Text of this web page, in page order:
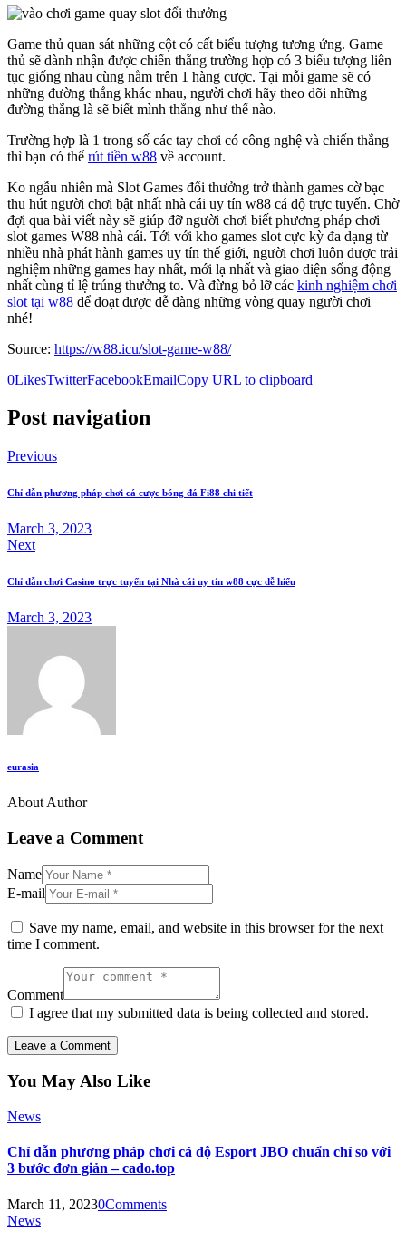
Game thủ quan sát những cột có cất biểu tượng tương ứng. Game
thủ sẽ dành nhận được chiến thắng trường hợp có 3 biểu tượng liên
tục giống nhau cùng nằm trên 1 hàng cược. Tại mỗi game sẽ có
những đường thắng khác nhau, người chơi hãy theo dõi những
đường thắng là sẽ biết mình thắng như thế nào.
Trường hợp là 1 trong số các tay chơi có công nghệ và chiến thắng
thì bạn có thể rút tiền w88 về account.
Ko ngẫu nhiên mà Slot Games đổi thưởng trở thành games cờ bạc
thu hút người chơi bật nhất nhà cái uy tín w88 cá độ trực tuyến. Chờ
đợi qua bài viết này sẽ giúp đỡ người chơi biết phương pháp chơi
slot games W88 nhà cái. Tới với kho games slot cực kỳ đa dạng từ
nhiều nhà phát hành games uy tín thế giới, người chơi luôn được trải
nghiệm những games hay nhất, mới lạ nhất và giao diện sống động
nhất cùng tỉ lệ trúng thưởng to. Và đừng bỏ lỡ các kinh nghiệm chơi
slot tại w88 để đoạt được dễ dàng những vòng quay người chơi
nhé!
Source: https://w88.icu/slot-game-w88/
0LikesTwitterFacebookEmailCopy URL to clipboard
Post navigation
Previous
Chỉ dẫn phương pháp chơi cá cược bóng đá Fi88 chi tiết
March 3, 2023
Next
Chỉ dẫn chơi Casino trực tuyến tại Nhà cái uy tín w88 cực dễ hiểu
March 3, 2023
eurasia
About Author
Leave a Comment
Name
E-mail
Save my name, email, and website in this browser for the next
time I comment.
Comment
I agree that my submitted data is being collected and stored.
You May Also Like
News
Chỉ dẫn phương pháp chơi cá độ Esport JBO chuẩn chỉ so với
3 bước đơn giản – cado.top
March 11, 20230Comments
News